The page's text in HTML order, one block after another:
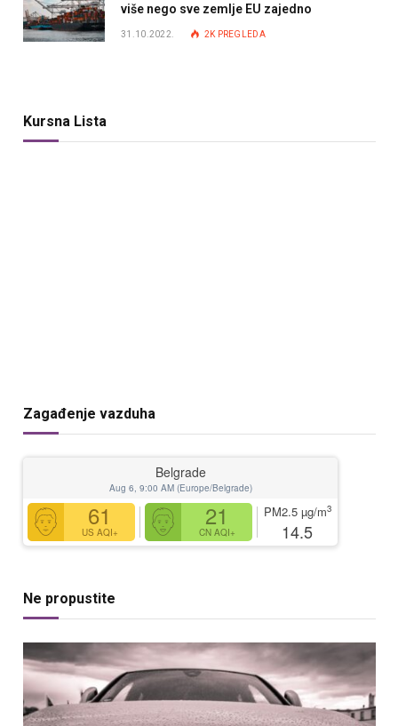
više nego sve zemlje EU zajedno
31.10.2022. 2K PREGLEDA
Kursna Lista
Zagađenje vazduha
Belgrade
Aug 6, 9:00 AM (Europe/Belgrade)
61
US AQI+
21
CN AQI+
PM2.5 µg/m3
14.5
Ne propustite